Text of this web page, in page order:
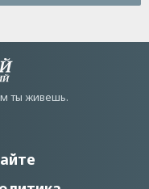
ты живешь.